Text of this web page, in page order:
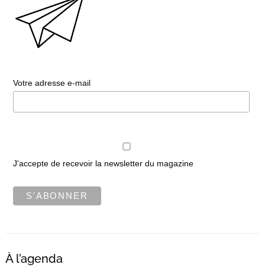
Votre adresse e-mail
J'accepte de recevoir la newsletter du magazine
À l’agenda